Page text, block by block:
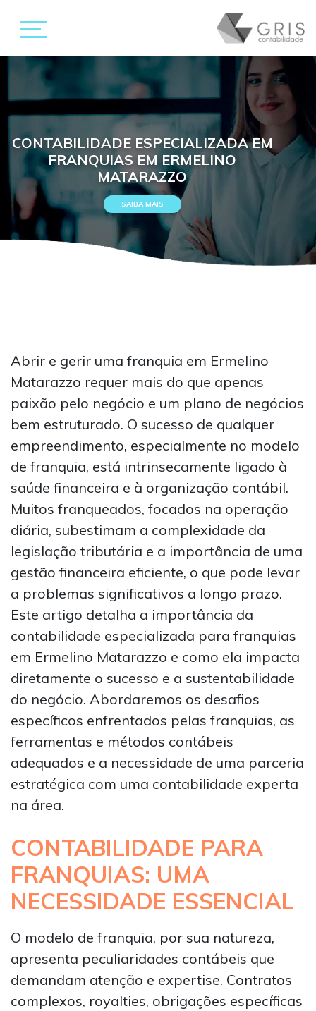
CONTABILIDADE ESPECIALIZADA EM
FRANQUIAS EM ERMELINO
MATARAZZO
SAIBA MAIS
Abrir e gerir uma franquia em Ermelino
Matarazzo requer mais do que apenas
paixão pelo negócio e um plano de negócios
bem estruturado. O sucesso de qualquer
empreendimento, especialmente no modelo
de franquia, está intrinsecamente ligado à
saúde financeira e à organização contábil.
Muitos franqueados, focados na operação
diária, subestimam a complexidade da
legislação tributária e a importância de uma
gestão financeira eficiente, o que pode levar
a problemas significativos a longo prazo.
Este artigo detalha a importância da
contabilidade especializada para franquias
em Ermelino Matarazzo e como ela impacta
diretamente o sucesso e a sustentabilidade
do negócio. Abordaremos os desafios
específicos enfrentados pelas franquias, as
ferramentas e métodos contábeis
adequados e a necessidade de uma parceria
estratégica com uma contabilidade experta
na área.
CONTABILIDADE PARA
FRANQUIAS: UMA
NECESSIDADE ESSENCIAL
O modelo de franquia, por sua natureza,
apresenta peculiaridades contábeis que
demandam atenção e expertise. Contratos
complexos, royalties, obrigações específicas